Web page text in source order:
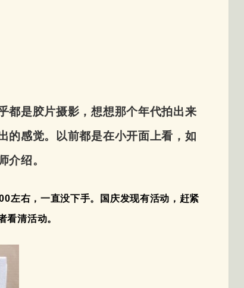
都是胶片摄影，想想那个年代拍出来
的感觉。以前都是在小开面上看，如
介绍。
左右，一直没下手。国庆发现有活动，赶紧
看清活动。